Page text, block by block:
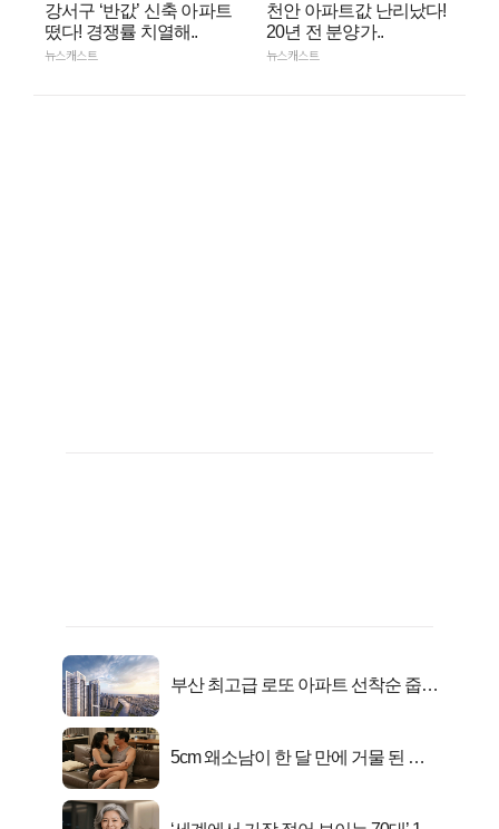
강서구 ‘반값’ 신축 아파트
떴다! 경쟁률 치열해..
뉴스캐스트
천안 아파트값 난리났다!
20년 전 분양가..
뉴스캐스트
부산 최고급 로또 아파트 선착순 줍줍
5cm 왜소남이 한 달 만에 거물 된 사